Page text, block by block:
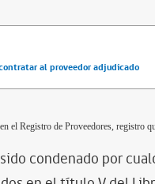
al proveedor adjudicado
el Registro de Proveedores, registro
condenado por